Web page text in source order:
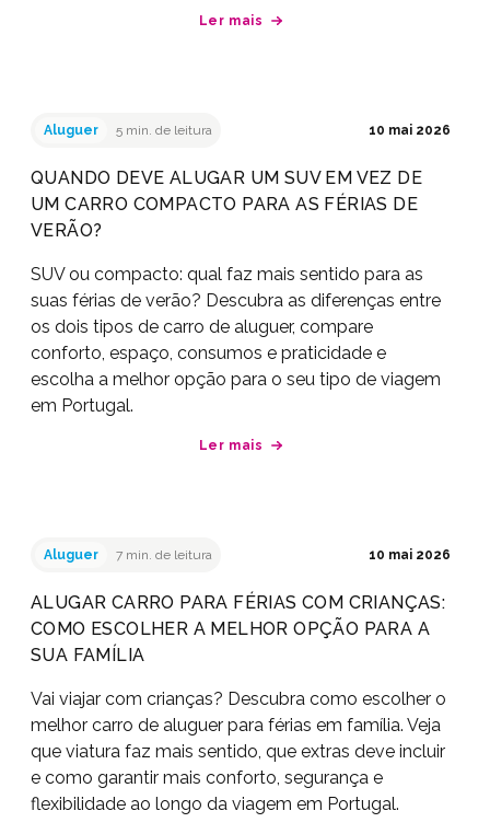
Ler mais
Aluguer 5 min. de leitura 10 mai 2026
QUANDO DEVE ALUGAR UM SUV EM VEZ DE
UM CARRO COMPACTO PARA AS FÉRIAS DE
VERÃO?
SUV ou compacto: qual faz mais sentido para as
suas férias de verão? Descubra as diferenças entre
os dois tipos de carro de aluguer, compare
conforto, espaço, consumos e praticidade e
escolha a melhor opção para o seu tipo de viagem
em Portugal.
Ler mais
Aluguer 7 min. de leitura 10 mai 2026
ALUGAR CARRO PARA FÉRIAS COM CRIANÇAS:
COMO ESCOLHER A MELHOR OPÇÃO PARA A
SUA FAMÍLIA
Vai viajar com crianças? Descubra como escolher o
melhor carro de aluguer para férias em família. Veja
que viatura faz mais sentido, que extras deve incluir
e como garantir mais conforto, segurança e
flexibilidade ao longo da viagem em Portugal.